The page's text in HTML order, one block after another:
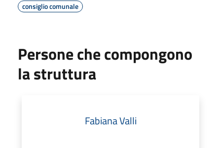
consiglio comunale
Persone che compongono
la struttura
Fabiana Valli